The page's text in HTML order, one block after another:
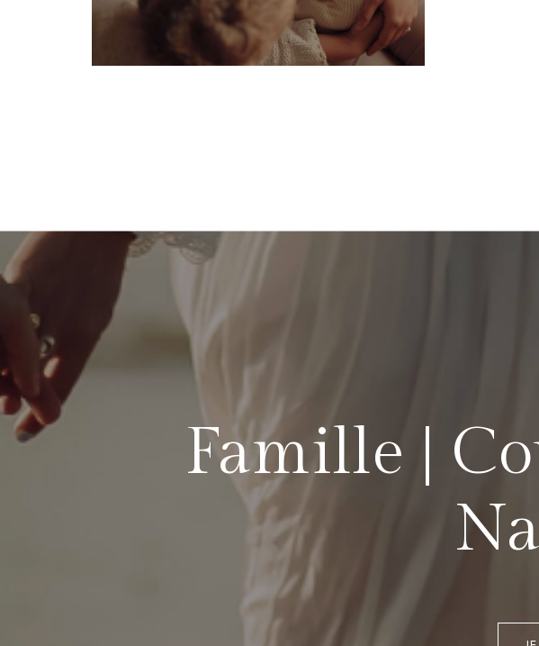
Famille |